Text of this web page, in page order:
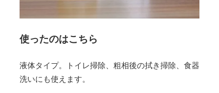
使ったのはこちら
液体タイプ。トイレ掃除、粗相後の拭き掃除、食器
洗いにも使えます。